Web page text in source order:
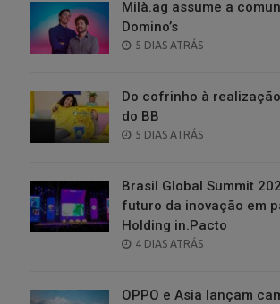
Milà.ag assume a
Domino’s
POSTED
5 DIAS ATRÁS
Do cofrinho à
do BB
POSTED
5 DIAS ATRÁS
Brasil Global Summit
futuro da inovação em
Holding in.Pacto
POSTED
4 DIAS ATRÁS
OPPO e Asia lançam